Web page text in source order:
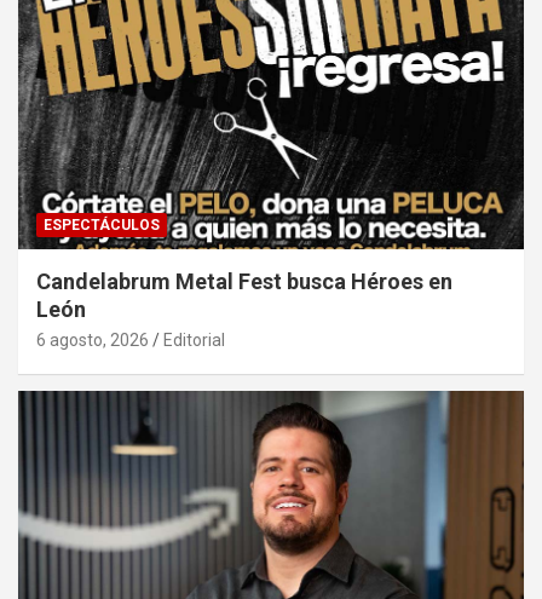
ESPECTÁCULOS
Candelabrum Metal Fest busca Héroes en
León
6 agosto, 2026 Editorial